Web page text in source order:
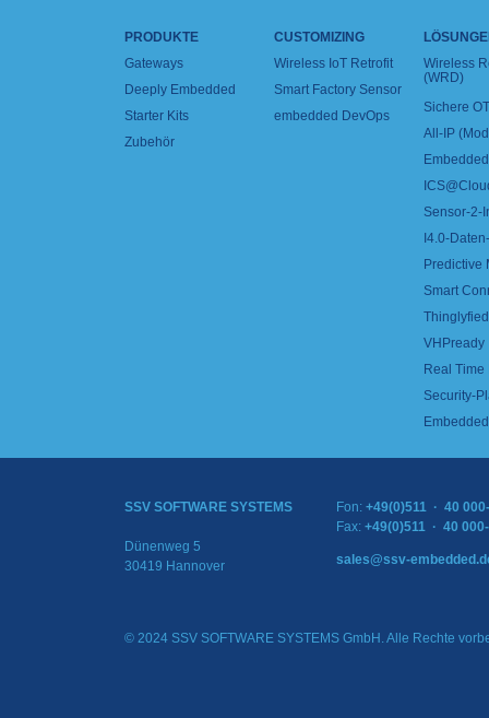
PRODUKTE
Gateways
Deeply Embedded
Starter Kits
Zubehör
CUSTOMIZING
Wireless IoT Retrofit
Smart Factory Sensor
embedded DevOps
Wireless
(WRD)
Sichere
All-IP
Sensor-2-
I4.0-
Predictive
Smart
VHPready
Real
Security-
SSV SOFTWARE SYSTEMS
Dünenweg 5
30419 Hannover
Fon: +49(0)511 · 40
Fax: +49(0)511 · 40
sales@ssv-
© 2024 SSV SOFTWARE SYSTEMS GmbH. Alle Rechte